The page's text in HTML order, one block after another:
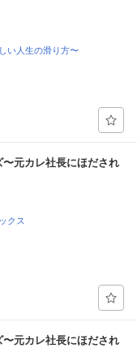
い人生の滑り方〜
元カレ社長にほだされ
クス
元カレ社長にほだされ